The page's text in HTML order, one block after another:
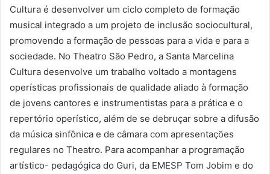
Cultura é desenvolver um ciclo completo de formação
musical integrado a um projeto de inclusão sociocultural,
promovendo a formação de pessoas para a vida e para a
sociedade. No Theatro São Pedro, a Santa Marcelina
Cultura desenvolve um trabalho voltado a montagens
operísticas profissionais de qualidade aliado à formação
de jovens cantores e instrumentistas para a prática e o
repertório operístico, além de se debruçar sobre a difusão
da música sinfônica e de câmara com apresentações
regulares no Theatro. Para acompanhar a programação
artístico- pedagógica do Guri, da EMESP Tom Jobim e do